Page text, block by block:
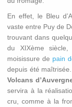
En effet, le Bleu
vaste entre Puy de
trouvant dans
du XIXème
moisissure de pain
depuis été
Volcans
servira à la
cru, comme à la